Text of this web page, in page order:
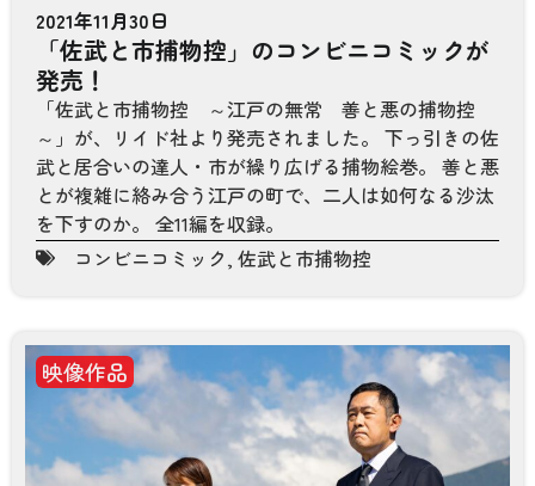
2021年11月30日
「佐武と市捕物控」のコンビニコミックが
発売！
「佐武と市捕物控 ～江戸の無常 善と悪の捕物控
～」が、リイド社より発売されました。 下っ引きの佐
武と居合いの達人・市が繰り広げる捕物絵巻。 善と悪
とが複雑に絡み合う江戸の町で、二人は如何なる沙汰
を下すのか。 全11編を収録。
コンビニコミック, 佐武と市捕物控
映像作品